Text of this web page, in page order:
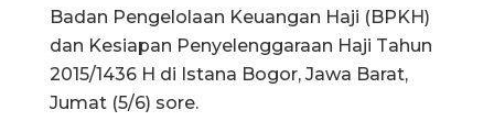
Badan Pengelolaan Keuangan Haji (BPKH)
dan Kesiapan Penyelenggaraan Haji Tahun
2015/1436 H di Istana Bogor, Jawa Barat,
Jumat (5/6) sore.